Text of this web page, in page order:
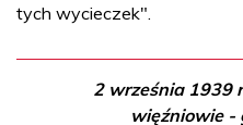
tych wycieczek".
2 września 1939
więźniowie -